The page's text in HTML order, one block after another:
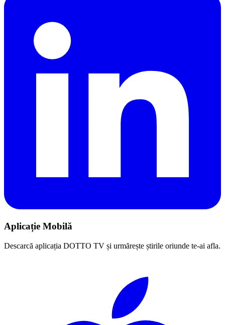
Aplicație Mobilă
Descarcă aplicația DOTTO TV și urmărește știrile oriunde te-ai afla.